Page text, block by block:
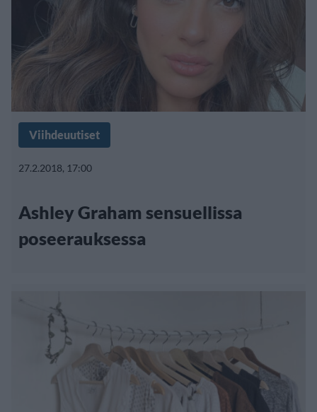
Viihdeuutiset
27.2.2018, 17:00
Ashley Graham sensuellissa
poseerauksessa